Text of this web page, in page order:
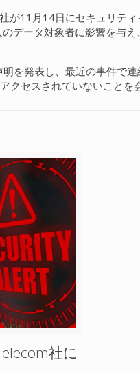
が11月14日にセキュリテ
データ対象者に影響を与
を発表し、最近の事件で
クセスされていないことを
社に